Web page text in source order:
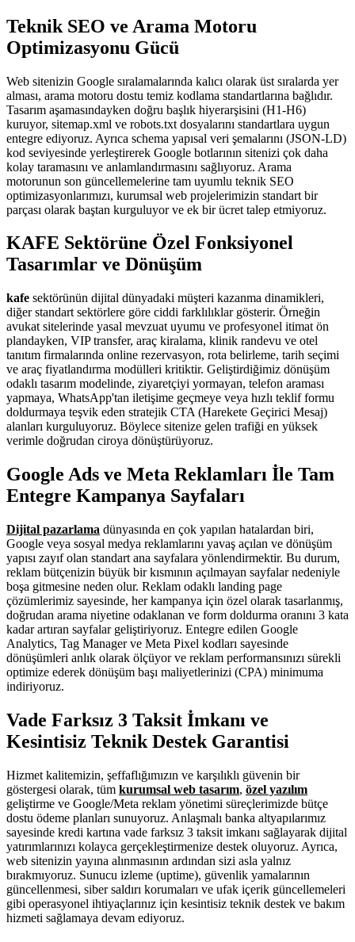
Teknik SEO ve Arama Motoru
Optimizasyonu Gücü
Web sitenizin Google sıralamalarında kalıcı olarak üst sıralarda yer
alması, arama motoru dostu temiz kodlama standartlarına bağlıdır.
Tasarım aşamasındayken doğru başlık hiyerarşisini (H1-H6)
kuruyor, sitemap.xml ve robots.txt dosyalarını standartlara uygun
entegre ediyoruz. Ayrıca schema yapısal veri şemalarını (JSON-LD)
kod seviyesinde yerleştirerek Google botlarının sitenizi çok daha
kolay taramasını ve anlamlandırmasını sağlıyoruz. Arama
motorunun son güncellemelerine tam uyumlu teknik SEO
optimizasyonlarımızı, kurumsal web projelerimizin standart bir
parçası olarak baştan kurguluyor ve ek bir ücret talep etmiyoruz.
KAFE Sektörüne Özel Fonksiyonel
Tasarımlar ve Dönüşüm
kafe sektörünün dijital dünyadaki müşteri kazanma dinamikleri,
diğer standart sektörlere göre ciddi farklılıklar gösterir. Örneğin
avukat sitelerinde yasal mevzuat uyumu ve profesyonel itimat ön
plandayken, VIP transfer, araç kiralama, klinik randevu ve otel
tanıtım firmalarında online rezervasyon, rota belirleme, tarih seçimi
ve araç fiyatlandırma modülleri kritiktir. Geliştirdiğimiz dönüşüm
odaklı tasarım modelinde, ziyaretçiyi yormayan, telefon araması
yapmaya, WhatsApp'tan iletişime geçmeye veya hızlı teklif formu
doldurmaya teşvik eden stratejik CTA (Harekete Geçirici Mesaj)
alanları kurguluyoruz. Böylece sitenize gelen trafiği en yüksek
verimle doğrudan ciroya dönüştürüyoruz.
Google Ads ve Meta Reklamları İle Tam
Entegre Kampanya Sayfaları
Dijital pazarlama dünyasında en çok yapılan hatalardan biri,
Google veya sosyal medya reklamlarını yavaş açılan ve dönüşüm
yapısı zayıf olan standart ana sayfalara yönlendirmektir. Bu durum,
reklam bütçenizin büyük bir kısmının açılmayan sayfalar nedeniyle
boşa gitmesine neden olur. Reklam odaklı landing page
çözümlerimiz sayesinde, her kampanya için özel olarak tasarlanmış,
doğrudan arama niyetine odaklanan ve form doldurma oranını 3 kata
kadar artıran sayfalar geliştiriyoruz. Entegre edilen Google
Analytics, Tag Manager ve Meta Pixel kodları sayesinde
dönüşümleri anlık olarak ölçüyor ve reklam performansınızı sürekli
optimize ederek dönüşüm başı maliyetlerinizi (CPA) minimuma
indiriyoruz.
Vade Farksız 3 Taksit İmkanı ve
Kesintisiz Teknik Destek Garantisi
Hizmet kalitemizin, şeffaflığımızın ve karşılıklı güvenin bir
göstergesi olarak, tüm kurumsal web tasarım, özel yazılım
geliştirme ve Google/Meta reklam yönetimi süreçlerimizde bütçe
dostu ödeme planları sunuyoruz. Anlaşmalı banka altyapılarımız
sayesinde kredi kartına vade farksız 3 taksit imkanı sağlayarak dijital
yatırımlarınızı kolayca gerçekleştirmenize destek oluyoruz. Ayrıca,
web sitenizin yayına alınmasının ardından sizi asla yalnız
bırakmıyoruz. Sunucu izleme (uptime), güvenlik yamalarının
güncellenmesi, siber saldırı korumaları ve ufak içerik güncellemeleri
gibi operasyonel ihtiyaçlarınız için kesintisiz teknik destek ve bakım
hizmeti sağlamaya devam ediyoruz.